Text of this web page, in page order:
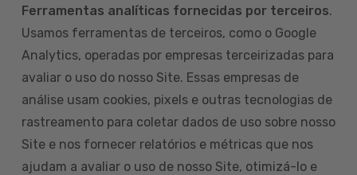
Ferramentas analíticas fornecidas por terceiros.
Usamos ferramentas de terceiros, como o Google
Analytics, operadas por empresas terceirizadas para
avaliar o uso do nosso Site. Essas empresas de
análise usam cookies, pixels e outras tecnologias de
rastreamento para coletar dados de uso sobre nosso
Site e nos fornecer relatórios e métricas que nos
ajudam a avaliar o uso de nosso Site, otimizá-lo e